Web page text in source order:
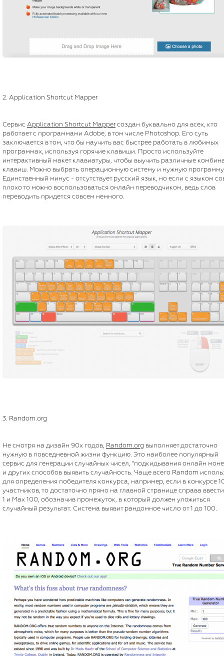
2. Application Shortcut Mapper
Сервис Application Shortcut Mapperсоздан буквально для всех, кто
работает с программами Adobe, в том числе Photoshop. Его суть
заключается в том, что бы научить вас быстрее работать в любимых
программах, используя горячие клавиши. Просто используйте
интерактивный макет клавиатуры, чтобы выучить различные
клавиш. Можно выбрать операционную систему и нужную
Единственный минус - отсутствует русский язык, но если с языком
плохо то можно воспользоваться онлайн переводчиком, ведь слов
переводить придется совсем немного.
3. Random.org
Не смотря на дизайн 90х годов, Random.org выполняет достаточно
нужную в повседневной жизни функцию. Это наиболее популярный
сервис для генерации случайных чисел, "подкидывания онлайн
и других способов выявить случайность. Чаще всего Random
для определения победителя конкурса, например, если в конкурсе
участников, то достаточно прямо на главной странице справа
1 и Max 100, обозначив промежуток, в который должен уложиться
случайный результат. Система выявит рандомное число от 1 до 100.